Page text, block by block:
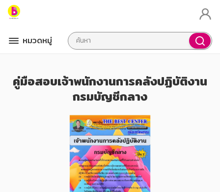
หมวดหมู่
คู่มือสอบเจ้าพนักงานการคลังปฏิบัติงาน
กรมบัญชีกลาง